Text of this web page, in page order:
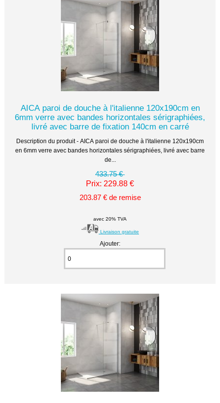
AICA paroi de douche à l'italienne 120x190cm en
6mm verre avec bandes horizontales sérigraphiées,
livré avec barre de fixation 140cm en carré
Description du produit - AICA paroi de douche à l'italienne 120x190cm
en 6mm verre avec bandes horizontales sérigraphiées, livré avec barre
de...
433.75 €
Prix: 229.88 €
203.87 € de remise
avec 20% TVA
Livraison gratuite
Ajouter: